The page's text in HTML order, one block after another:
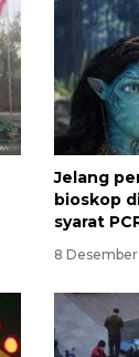
Jelang
bioskop
syarat
8